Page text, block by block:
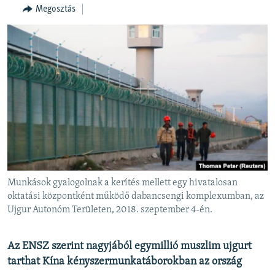
NER15
SZABADON
TÁRSADALOM
DEMOKRÁCIA
A PÉNZ NYOMÁBAN
KLÍMAVÁLTOZÁS
A MÚLT TANULSÁGAI
KÖVESSEN MINKET!
Megosztás
Munkások gyalogolnak a kerítés mellett egy hivatalosan
oktatási központként működő dabancsengi komplexumban, az
Ujgur Autonóm Területen, 2018. szeptember 4-én.
Az ENSZ szerint nagyjából egymillió muszlim ujgurt
tarthat Kína kényszermunkatáborokban az ország